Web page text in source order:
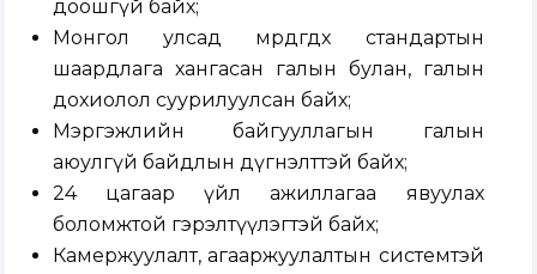
доошгүй байх;
Монгол улсад мөрдөгдөх стандартын
шаардлага хангасан галын булан, галын
дохиолол суурилуулсан байх;
Мэргэжлийн байгууллагын галын
аюулгүй байдлын дүгнэлттэй байх;
24 цагаар үйл ажиллагаа явуулах
боломжтой гэрэлтүүлэгтэй байх;
Камержуулалт, агааржуулалтын системтэй